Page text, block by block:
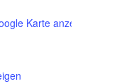
Karte anzeigen